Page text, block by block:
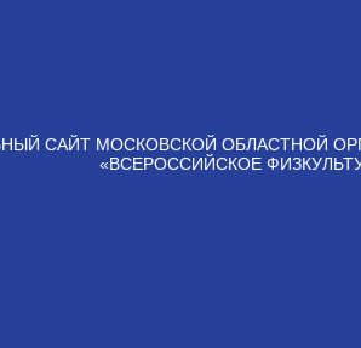
САЙТ МОСКОВСКОЙ ОБЛАСТНОЙ
«ВСЕРОССИЙСКОЕ